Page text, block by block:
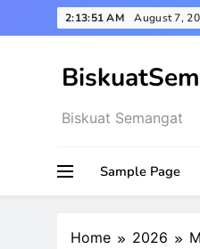
to
2:13:52 AM August 7,
Biskuat Semangat
Sample Page
Home 2026